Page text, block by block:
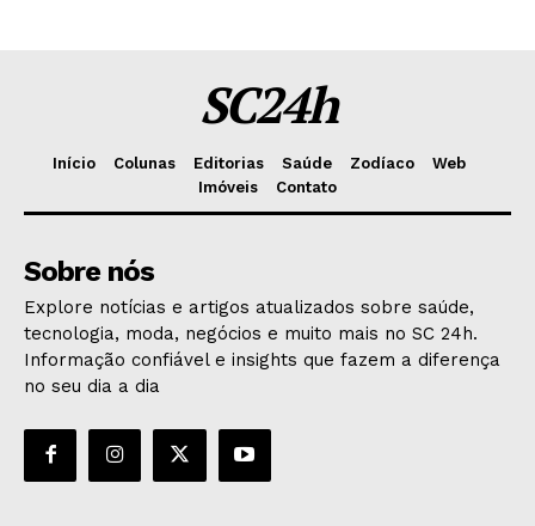
SC24h
Início Colunas Editorias Saúde Zodíaco
Web
Imóveis
Contato
Sobre nós
Explore notícias e artigos atualizados sobre saúde,
tecnologia, moda, negócios e muito mais no SC 24h.
Informação confiável e insights que fazem a diferença
no seu dia a dia